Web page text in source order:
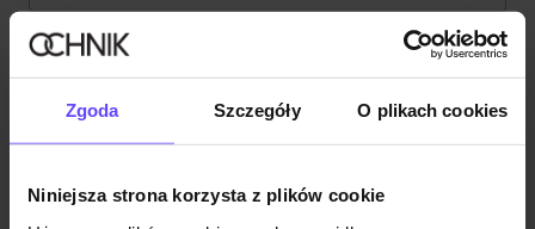
Zgoda Szczegóły O plikach cookies
Niniejsza strona korzysta z plików cookie
Powiadom o dostępności